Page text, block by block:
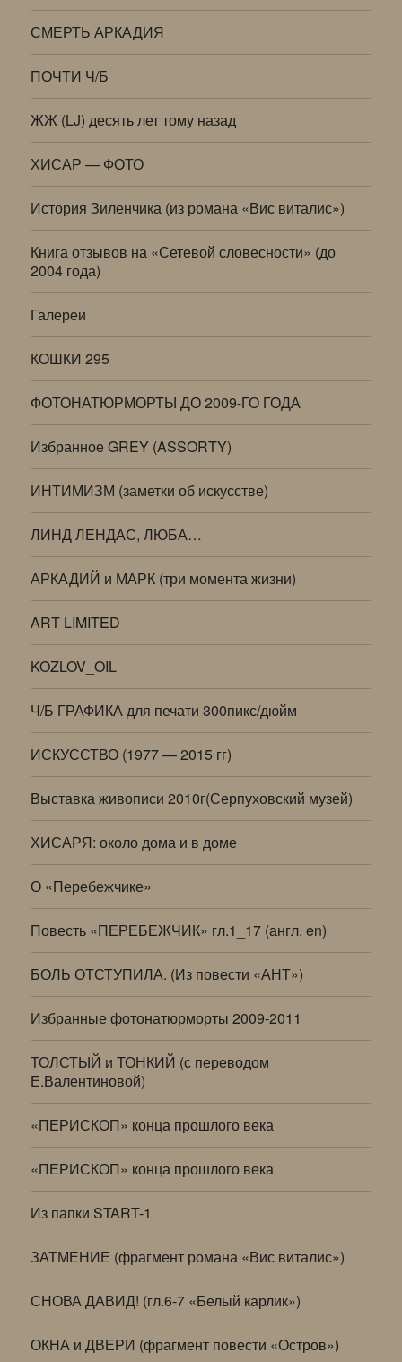
СМЕРТЬ АРКАДИЯ
ПОЧТИ Ч/Б
ЖЖ (LJ) десять лет тому назад
ХИСАР — ФОТО
История Зиленчика (из романа «Вис виталис»)
Книга отзывов на «Сетевой словесности» (до
2004 года)
Галереи
КОШКИ 295
ФОТОНАТЮРМОРТЫ ДО 2009-ГО ГОДА
Избранное GREY (ASSORTY)
ИНТИМИЗМ (заметки об искусстве)
ЛИНД ЛЕНДАС, ЛЮБА…
АРКАДИЙ и МАРК (три момента жизни)
ART LIMITED
KOZLOV_OIL
Ч/Б ГРАФИКА для печати 300пикс/дюйм
ИСКУССТВО (1977 — 2015 гг)
Выставка живописи 2010г(Серпуховский музей)
ХИСАРЯ: около дома и в доме
О «Перебежчике»
Повесть «ПЕРЕБЕЖЧИК» гл.1_17 (англ. en)
БОЛЬ ОТСТУПИЛА. (Из повести «АНТ»)
Избранные фотонатюрморты 2009-2011
ТОЛСТЫЙ и ТОНКИЙ (с переводом
Е.Валентиновой)
«ПЕРИСКОП» конца прошлого века
«ПЕРИСКОП» конца прошлого века
Из папки START-1
ЗАТМЕНИЕ (фрагмент романа «Вис виталис»)
СНОВА ДАВИД! (гл.6-7 «Белый карлик»)
ОКНА и ДВЕРИ (фрагмент повести «Остров»)